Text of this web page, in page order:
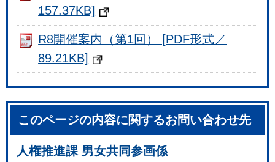
157.37KB]
R8開催案内（第1回） [PDF形式／
89.21KB]
このページの内容に関するお問い合わせ先
人権推進課 男女共同参画係